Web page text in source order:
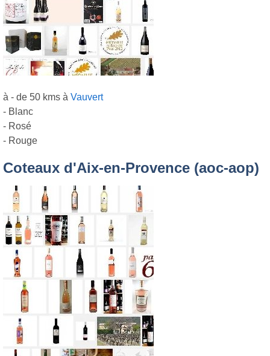
à - de 50 kms à Vauvert
- Blanc
- Rosé
- Rouge
Coteaux d'Aix-en-Provence (aoc-aop)